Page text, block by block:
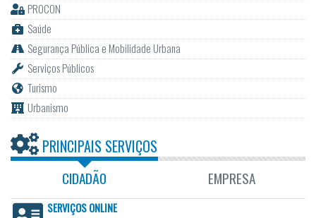
PROCON
Saúde
Segurança Pública e Mobilidade Urbana
Serviços Públicos
Turismo
Urbanismo
PRINCIPAIS SERVIÇOS
CIDADÃO EMPRESA
SERVIÇOS ONLINE